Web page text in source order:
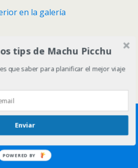
en la galería
Volver arriba
Escritorio
tips de Machu Picchu
que saber para planificar el mejor viaje
Enviar
POWERED BY